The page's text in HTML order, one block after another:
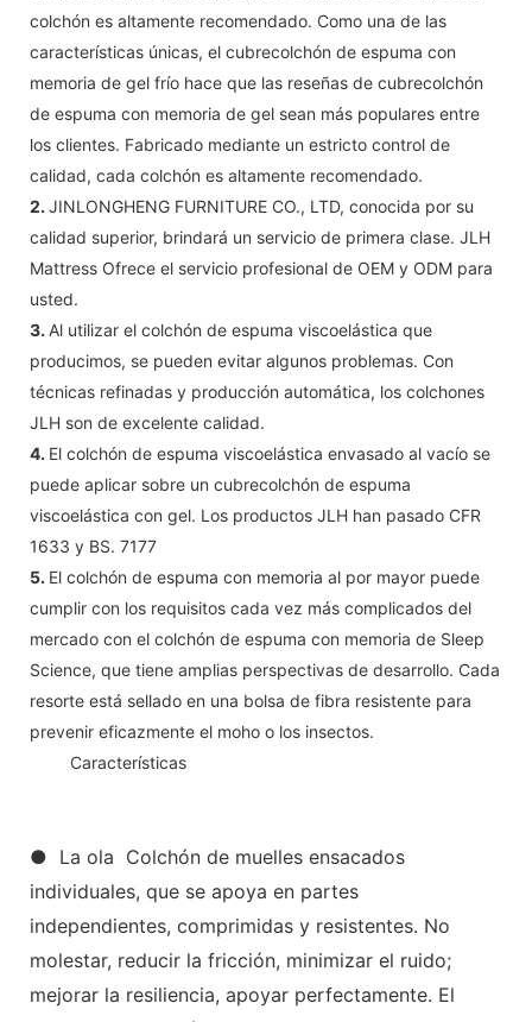
colchón es altamente recomendado. Como una de las
características únicas, el cubrecolchón de espuma con
memoria de gel frío hace que las reseñas de cubrecolchón
de espuma con memoria de gel sean más populares entre
los clientes. Fabricado mediante un estricto control de
calidad, cada colchón es altamente recomendado.
2. JINLONGHENG FURNITURE CO., LTD, conocida por su
calidad superior, brindará un servicio de primera clase. JLH
Mattress Ofrece el servicio profesional de OEM y ODM para
usted.
3. Al utilizar el colchón de espuma viscoelástica que
producimos, se pueden evitar algunos problemas. Con
técnicas refinadas y producción automática, los colchones
JLH son de excelente calidad.
4. El colchón de espuma viscoelástica envasado al vacío se
puede aplicar sobre un cubrecolchón de espuma
viscoelástica con gel. Los productos JLH han pasado CFR
1633 y BS. 7177
5. El colchón de espuma con memoria al por mayor puede
cumplir con los requisitos cada vez más complicados del
mercado con el colchón de espuma con memoria de Sleep
Science, que tiene amplias perspectivas de desarrollo. Cada
resorte está sellado en una bolsa de fibra resistente para
prevenir eficazmente el moho o los insectos.
Características
● La ola Colchón de muelles ensacados
individuales, que se apoya en partes
independientes, comprimidas y resistentes. No
molestar, reducir la fricción, minimizar el ruido;
mejorar la resiliencia, apoyar perfectamente. El